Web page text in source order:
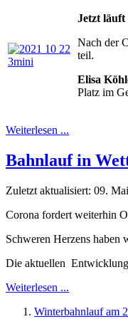
Jetzt läuft
Nach der
teil.
Elisa
Platz im
Weiterlesen ...
Bahnlauf in
Zuletzt aktualisiert: 09.
Corona fordert weiterhin
Schweren Herzens haben
Die aktuellen
Weiterlesen ...
Winterbahnlauf am